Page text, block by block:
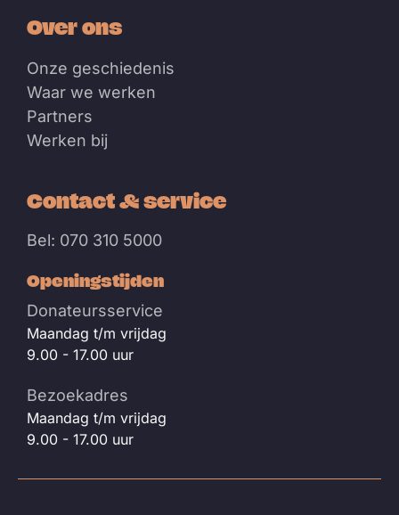
Over ons
Onze geschiedenis
Waar we werken
Partners
Werken bij
Contact & service
Bel: 070 310 5000
Openingstijden
Donateursservice
Maandag t/m vrijdag
9.00 - 17.00 uur
Bezoekadres
Maandag t/m vrijdag
9.00 - 17.00 uur